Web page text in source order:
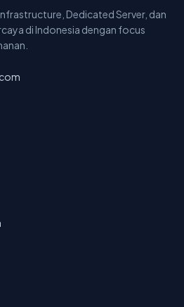
Dedicated Server, dan
di Indonesia dengan focus